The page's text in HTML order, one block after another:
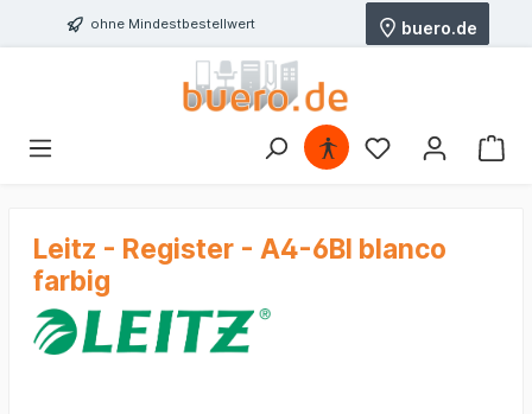
ohne Mindestbestellwert buero.de
Leitz - Register - A4-6Bl blanco
farbig